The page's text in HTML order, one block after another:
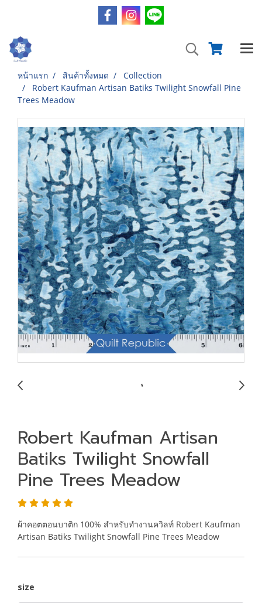
หน้าแรก สินค้าทั้งหมด
Collection
Robert Kaufman Artisan Batiks Twilight Snowfall Pine
Trees Meadow
Robert Kaufman Artisan
Batiks Twilight Snowfall
Pine Trees Meadow
ผ้าคอตตอนบาติก 100% สำหรับทำงานควิลท์ Robert Kaufman
Artisan Batiks Twilight Snowfall Pine Trees Meadow
size